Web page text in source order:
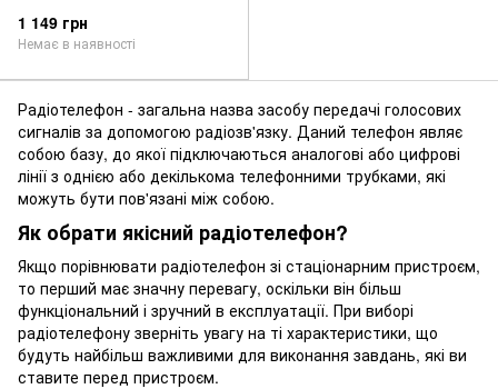
1 149 грн
Немає в наявності
Радіотелефон - загальна назва засобу передачі голосових
сигналів за допомогою радіозв'язку. Даний телефон являє
собою базу, до якої підключаються аналогові або цифрові
лінії з однією або декількома телефонними трубками, які
можуть бути пов'язані між собою.
Як обрати якісний радіотелефон?
Якщо порівнювати радіотелефон зі стаціонарним пристроєм,
то перший має значну перевагу, оскільки він більш
функціональний і зручний в експлуатації. При виборі
радіотелефону зверніть увагу на ті характеристики, що
будуть найбільш важливими для виконання завдань, які ви
ставите перед пристроєм.